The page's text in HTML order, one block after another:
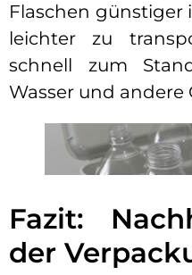
Flaschen günstiger
leichter zu
schnell zum
Wasser und andere
Fazit:
der